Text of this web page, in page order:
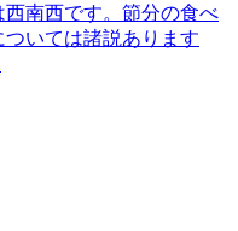
南西です。節分の食べ
いては諸説あります